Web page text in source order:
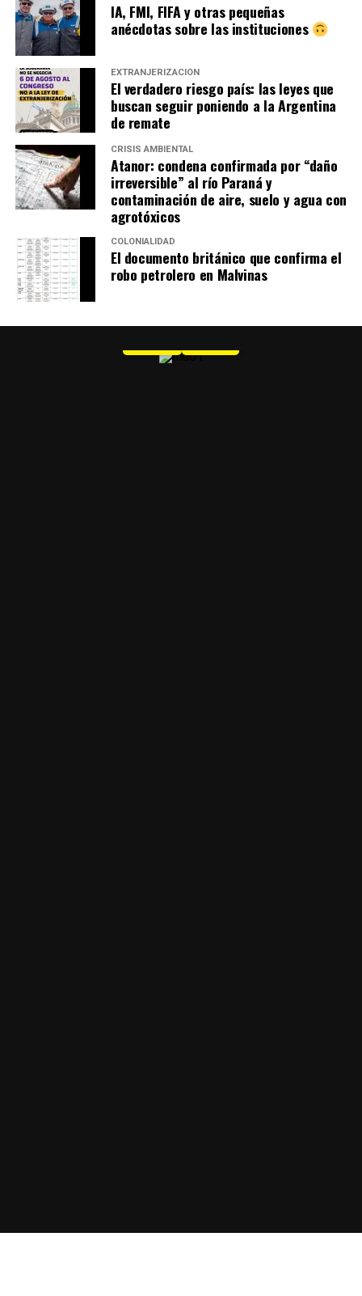
IA, FMI, FIFA y otras pequeñas
anécdotas sobre las instituciones
EXTRANJERIZACIÓN
El verdadero riesgo país: las leyes que
buscan seguir poniendo a la Argentina
de remate
CRISIS AMBIENTAL
Atanor: condena confirmada por “daño
irreversible” al río Paraná y
contaminación de aire, suelo y agua con
agrotóxicos
COLONIALIDAD
El documento británico que confirma el
robo petrolero en Malvinas